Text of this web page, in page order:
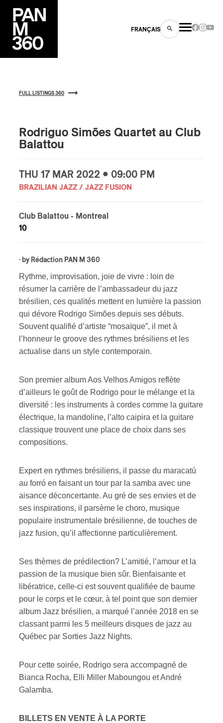
FRANÇAIS
FULL LISTINGS 360
Rodriguo Simões Quartet au Club
Balattou
THU 17 MAR 2022 • 09:00 PM
BRAZILIAN JAZZ / JAZZ FUSION
Club Balattou - Montreal
10
· by Rédaction PAN M 360
Rythme, improvisation, joie de vivre : loin de
résumer la carrière de l’ambassadeur du jazz
brésilien, ces qualités mettent en lumière la passion
qui dévore Rodrigo Simões depuis ses débuts.
Souvent qualifié d’artiste “mosaïque”, il met à
l’honneur le groove des rythmes brésiliens et les
actualise dans un style contemporain.
Son premier album Aos Velhos Amigos reflète
d’ailleurs le goût de Rodrigo pour le mélange et la
diversité : les instruments à cordes comme la guitare
électrique, la mandoline, l’alto caipira et la guitare
classique trouvent une place de choix dans ses
compositions.
Expert en rythmes brésiliens, il passe du maracatú
au forró en faisant un tour par la samba avec une
aisance déconcertante. Au gré de ses envies et de
ses inspirations, il parsème le choro, musique
populaire instrumentale brésilienne, de touches de
jazz fusion, qu’il affectionne particulièrement.
Ses thèmes de prédilection? L’amitié, l’amour et la
passion de la musique bien sûr. Bienfaisante et
libératrice, celle-ci est souvent qualifiée de baume
pour le corps et le cœur, à tel point que son dernier
album Jazz brésilien, a marqué l’année 2018 en se
classant parmi les 5 meilleurs disques de jazz au
Québec par Sorties Jazz Nights.
Pour cette soirée, Rodrigo sera accompagné de
Bianca Rocha, Elli Miller Maboungou et André
Galamba.
BILLETS EN VENTE À LA PORTE